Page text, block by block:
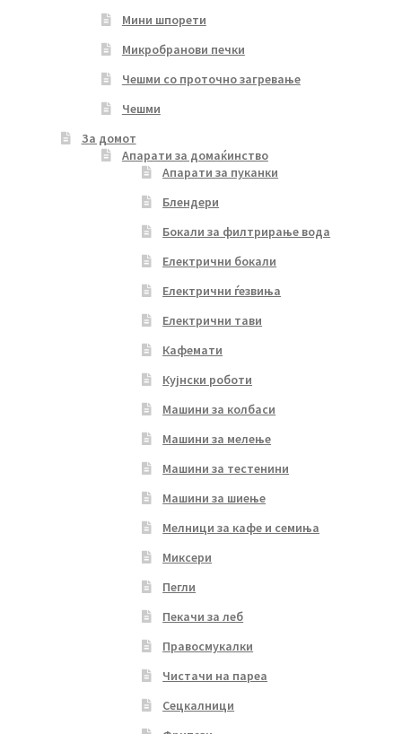
Мини шпорети
Микробранови печки
Чешми со проточно загревање
Чешми
За домот
Апарати за домаќинство
Апарати за пуканки
Блендери
Бокали за филтрирање вода
Електрични бокали
Електрични ѓезвиња
Електрични тави
Кафемати
Кујнски роботи
Машини за колбаси
Машини за мелење
Машини за тестенини
Машини за шиење
Мелници за кафе и семиња
Миксери
Пегли
Пекачи за леб
Правосмукалки
Чистачи на пареа
Сецкалници